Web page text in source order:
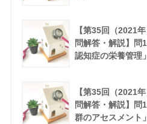
【第35回（2021
問解答・解説】問
認知症の栄養管理」
【第35回（2021
問解答・解説】問
群のアセスメント」